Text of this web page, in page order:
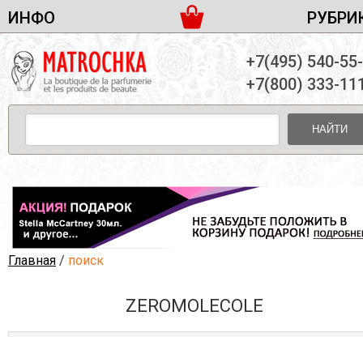
ИНФО
ДОСТАВКА И ОПЛАТА
ПАРТНЕРСТВО
КОНТАКТЫ
ЖЕНСКАЯ ПАРФЮМЕРИЯ
МУЖСКАЯ ПАРФЮМЕРИЯ
УНИСЕКС ПАРФЮМЕРИЯ
ЖЕНСКИЕ НАБОРЫ
МУЖСКИЕ НАБОРЫ
УНИСЕКС НАБОРЫ
УХОД ЗА ЛИЦОМ
ДЕКОРАТИВНАЯ КОСМЕТИКА
+7(495) 540-
+7(800) 333-
НАЙТИ
Главная / поиск
ZEROMOLECOLE